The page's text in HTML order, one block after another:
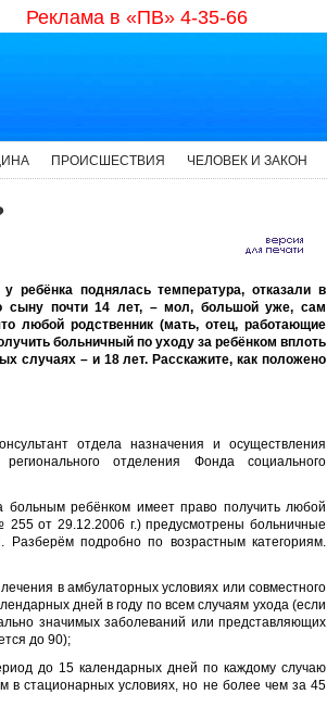
Реклама в «ПВ» 4-35-66
ПРОИСШЕСТВИЯ ЧЕЛОВЕК И ЗАКОН
ребёнка поднялась температура, отказали в
сыну почти 14 лет, – мол, большой уже, сам
любой родственник (мать, отец, работающие
больничный по уходу за ребёнком вплоть
случаях – и 18 лет. Расскажите, как положено
отдела назначения и осуществления
отделения Фонда социального
больным ребёнком имеет право получить любой
от 29.12.2006 г.) предусмотрены больничные
подробно по возрастным категориям.
в амбулаторных условиях или совместного
дней в году по всем случаям ухода (если
значимых заболеваний или представляющих
до 90);
до 15 календарных дней по каждому случаю
в стационарных условиях, но не более чем за 45